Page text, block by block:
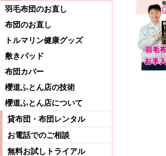
羽毛布団のお直し
布団のお直し
トルマリン健康グッズ
敷きパッド
布団カバー
櫻道ふとん店の技術
櫻道ふとん店について
貸布団・布団レンタル
お電話でのご相談
無料お試しトライアル